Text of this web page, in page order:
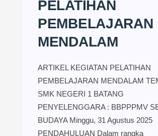
PELATIHAN
PEMBELAJARAN
MENDALAM
ARTIKEL KEGIATAN PELATIHAN
PEMBELAJARAN MENDALAM
SMK NEGERI 1 BATANG
PENYELENGGARA : BBPPPMV
BUDAYA Minggu, 31 Agustus 2025
PENDAHULUAN Dalam rangka